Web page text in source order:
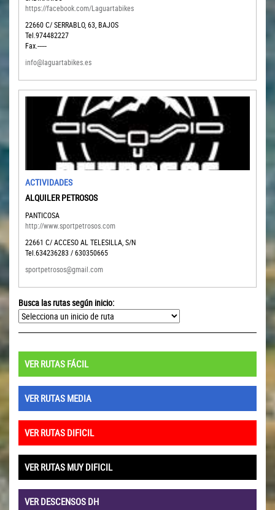
https://facebook.com/Laguartabikes
22660C/ SERRABLO, 63, BAJOS
Tel.974482227
Fax.-----
info@laguartabikes.es
ACTIVIDADES
ALQUILER PETROSOS
PANTICOSA
http://www.sportpetrosos.com
22661 C/ ACCESO AL TELESILLA, S/N
Tel.634236283 / 630350665
sportpetrosos@gmail.com
Busca las rutas según inicio:
VER RUTAS FÁCIL
VER RUTAS MEDIA
VER RUTAS DIFICIL
VER RUTAS MUY DIFICIL
VER DESCENSOS DH